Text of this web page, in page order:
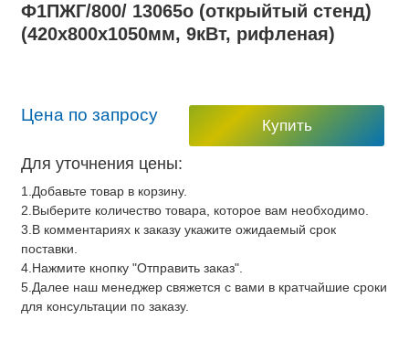
Ф1ПЖГ/800/ 13065о (открыйтый стенд)
(420x800x1050мм, 9кВт, рифленая)
Цена по запросу
Купить
Для уточнения цены:
1.Добавьте товар в корзину.
2.Выберите количество товара, которое вам необходимо.
3.В комментариях к заказу укажите ожидаемый срок
поставки.
4.Нажмите кнопку "Отправить заказ".
5.Далее наш менеджер свяжется с вами в кратчайшие сроки
для консультации по заказу.